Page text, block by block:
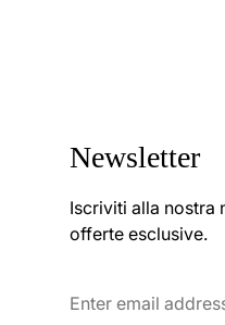
Newsletter
Iscriviti alla nostra
offerte esclusive.
email